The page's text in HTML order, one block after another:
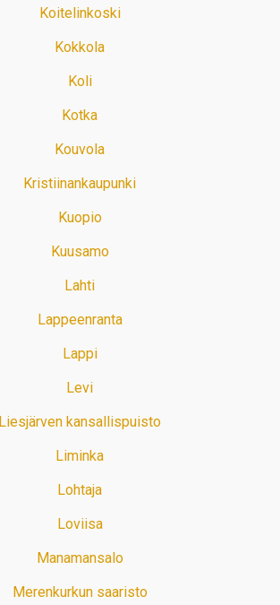
Koitelinkoski
Kokkola
Koli
Kotka
Kouvola
Kristiinankaupunki
Kuopio
Kuusamo
Lahti
Lappeenranta
Lappi
Levi
Liesjärven kansallispuisto
Liminka
Lohtaja
Loviisa
Manamansalo
Merenkurkun saaristo